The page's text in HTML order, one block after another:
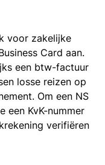
voor zakelijke
Card aan.
een btw-factuur
losse reizen op
Om een NS
een KvK-nummer
verifiëren